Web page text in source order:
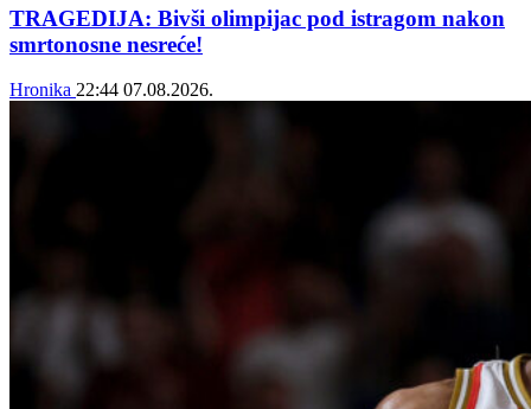
TRAGEDIJA: Bivši olimpijac pod istragom nakon
smrtonosne nesreće!
Hronika 22:44 07.08.2026.